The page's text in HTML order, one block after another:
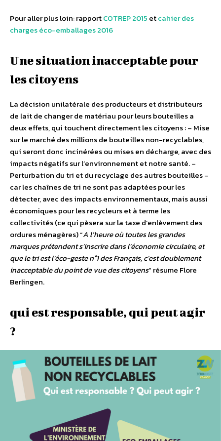
Pour aller plus loin: rapportCOTREP 2015 etcahier des
charges éco-emballages 2016
Une situation inacceptable pour
les citoyens
La décision unilatérale des producteurs et distributeurs
de lait de changer de matériau pour leurs bouteilles a
deux effets, qui touchent directement les citoyens : – Mise
sur le marché des millions de bouteilles non-recyclables,
qui seront donc incinérées ou mises en décharge, avec des
impacts négatifs sur l’environnement et notre santé. –
Perturbation du tri et du recyclage des autres bouteilles –
car les chaînes de tri ne sont pas adaptées pour les
détecter, avec des impacts environnementaux, mais aussi
économiques pour les recycleurs et à terme les
collectivités (ce qui pèsera sur la taxe d’enlèvement des
ordures ménagères) “A l’heure où toutes les grandes
marques prétendent s’inscrire dans l’économie circulaire, et
que le tri est l’éco-geste n°1 des Français, c’est doublement
inacceptable du point de vue des citoyens” résume Flore
Berlingen.
qui est responsable, qui peut agir
?